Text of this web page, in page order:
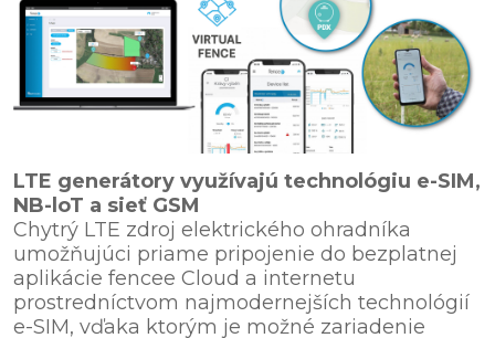
LTE generátory využívajú technológiu e-SIM,
NB-loT a sieť GSM
Chytrý LTE zdroj elektrického ohradníka
umožňujúci priame pripojenie do bezplatnej
aplikácie fencee Cloud a internetu
prostredníctvom najmodernejších technológií
e-SIM, vďaka ktorým je možné zariadenie